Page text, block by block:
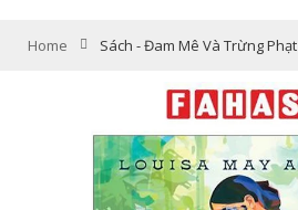
Home Sách - Đam Mê Và Trừng Phạt